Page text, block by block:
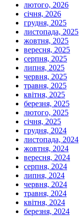
лютого, 2026
січня, 2026
грудня, 2025
листопада, 2025
жовтня, 2025
вересня, 2025
серпня, 2025
липня, 2025
червня, 2025
травня, 2025
квітня, 2025
березня, 2025
лютого, 2025
січня, 2025
грудня, 2024
листопада, 2024
жовтня, 2024
вересня, 2024
серпня, 2024
липня, 2024
червня, 2024
травня, 2024
квітня, 2024
березня, 2024